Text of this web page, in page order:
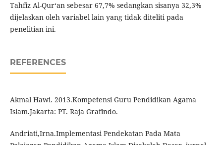
Tahfiz Al-Qur‘an sebesar 67,7% sedangkan sisanya 32,3%
dijelaskan oleh variabel lain yang tidak diteliti pada
penelitian ini.
REFERENCES
Akmal Hawi. 2013.Kompetensi Guru Pendidikan Agama
Islam.Jakarta: PT. Raja Grafindo.
Andriati,Irna.Implementasi Pendekatan Pada Mata